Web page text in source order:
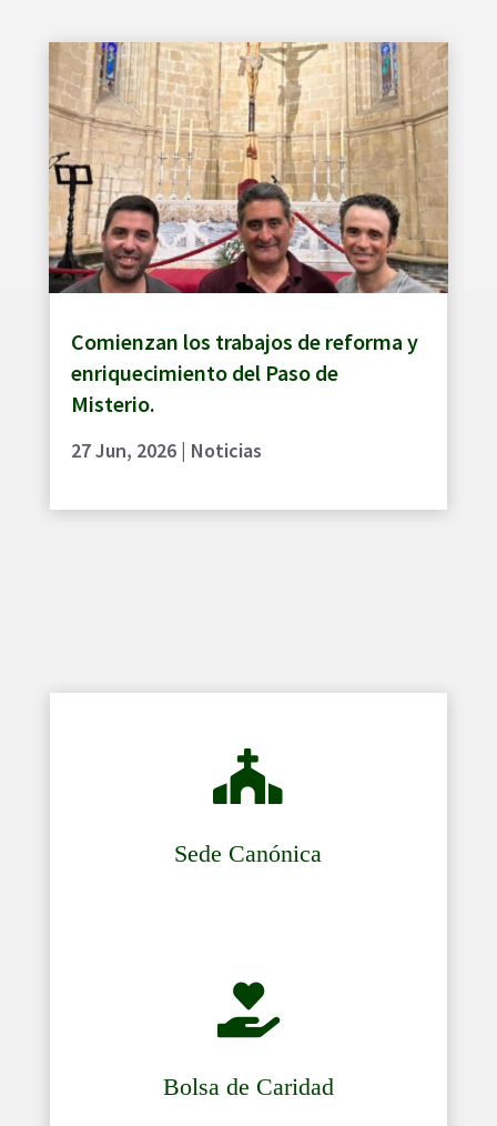
Comienzan los trabajos de reforma y
enriquecimiento del Paso de
Misterio.
27 Jun, 2026| Noticias

Sede Canónica

Bolsa de Caridad